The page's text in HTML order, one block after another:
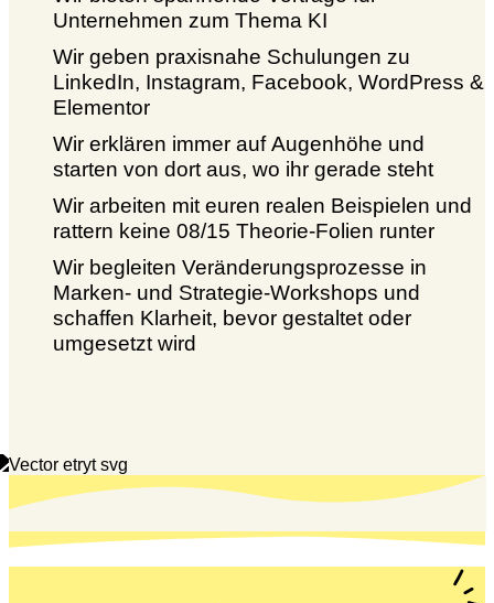
Unternehmen zum Thema KI
Wir geben praxisnahe Schulungen zu
LinkedIn, Instagram, Facebook, WordPress &
Elementor
Wir erklären immer auf Augenhöhe und
starten von dort aus, wo ihr gerade steht
Wir arbeiten mit euren realen Beispielen und
rattern keine 08/15 Theorie-Folien runter
Wir begleiten Veränderungsprozesse in
Marken- und Strategie-Workshops und
schaffen Klarheit, bevor gestaltet oder
umgesetzt wird